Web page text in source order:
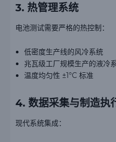
3. 热管理系统
电池测试需要严格的热控制：
低密度生产线的风冷系统
兆瓦级工厂规模生产的液冷
温度均匀性 ±1°C 标准
4. 数据采集与制造执
现代系统集成：